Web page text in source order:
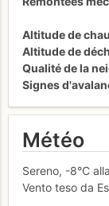
Altitude de
Altitude de
Qualité de la
Signes
Météo
Sereno, -8°C
Vento teso da